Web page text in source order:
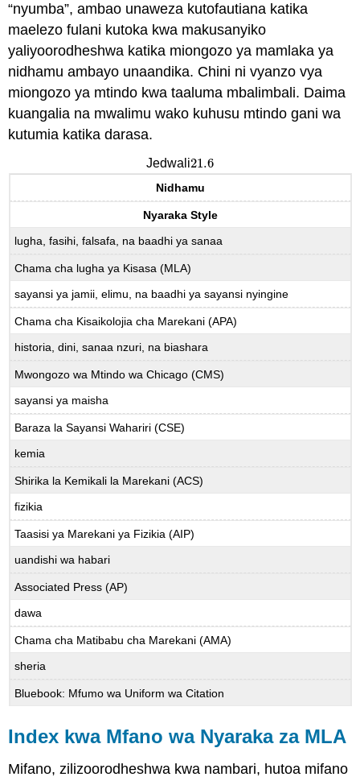
(APA)
Aina
Orodha
ya
Marejeo
(APA)
Waandishi
Gazeti
(APA)
na
ya
Vitabu
Vyanzo
vya
Mtandao
(APA)
habari
(APA)
Sauti
Vyanzo
vya
Vyombo
(APA)
“nyumba”, ambao unaweza kutofautiana katika
maelezo fulani kutoka kwa makusanyiko
yaliyoorodheshwa katika miongozo ya mamlaka ya
nidhamu ambayo unaandika. Chini ni vyanzo vya
miongozo ya mtindo kwa taaluma mbalimbali. Daima
kuangalia na mwalimu wako kuhusu mtindo gani wa
kutumia katika darasa.
Jedwali21.6
21.6
Nidhamu
Nyaraka Style
lugha, fasihi, falsafa, na baadhi ya sanaa
Chama cha lugha ya Kisasa (MLA)
sayansi ya jamii, elimu, na baadhi ya sayansi nyingine
Chama cha Kisaikolojia cha Marekani (APA)
historia, dini, sanaa nzuri, na biashara
Mwongozo wa Mtindo wa Chicago (CMS)
sayansi ya maisha
Baraza la Sayansi Wahariri (CSE)
kemia
Shirika la Kemikali la Marekani (ACS)
fizikia
Taasisi ya Marekani ya Fizikia (AIP)
uandishi wa habari
Associated Press (AP)
dawa
Chama cha Matibabu cha Marekani (AMA)
sheria
Bluebook: Mfumo wa Uniform wa Citation
Index kwa Mfano wa Nyaraka za MLA
Mifano, zilizoorodheshwa kwa nambari, hutoa mifano